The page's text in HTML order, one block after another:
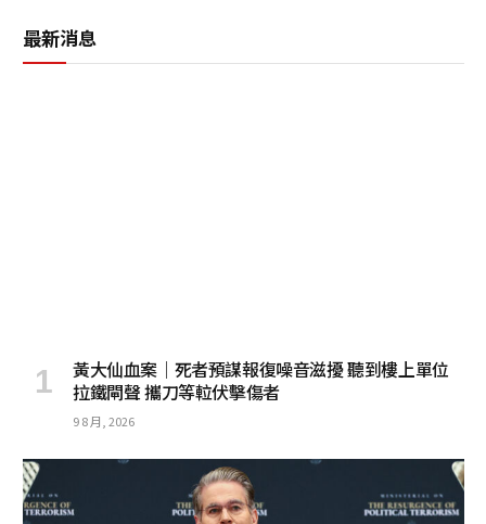
最新消息
黃大仙血案│死者預謀報復噪音滋擾 聽到樓上單位
拉鐵閘聲 攜刀等𨋢伏擊傷者
9 8 月, 2026